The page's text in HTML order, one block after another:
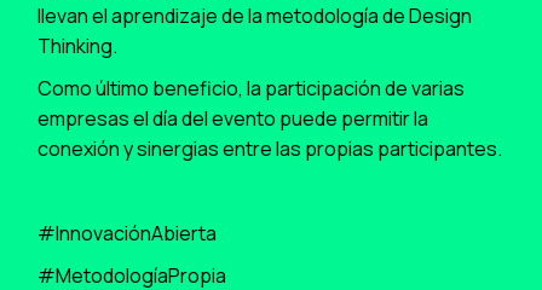
llevan el aprendizaje de la metodología de Design
Thinking.
Como último beneficio, la participación de varias
empresas el día del evento puede permitir la
conexión y sinergias entre las propias participantes.
#InnovaciónAbierta
#MetodologíaPropia